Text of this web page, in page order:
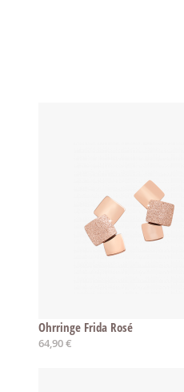
Ohrringe Frida Rosé
64,90 €